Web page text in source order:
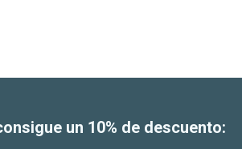
un 10% de descuento: